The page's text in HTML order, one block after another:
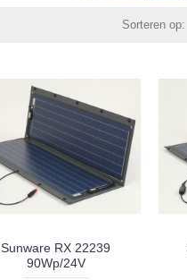
Sorteren op:
Sunware RX 22239
90Wp/24V